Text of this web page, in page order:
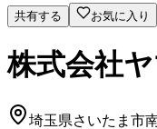
共有する お気に入り
株式会社
埼玉県さいたま市